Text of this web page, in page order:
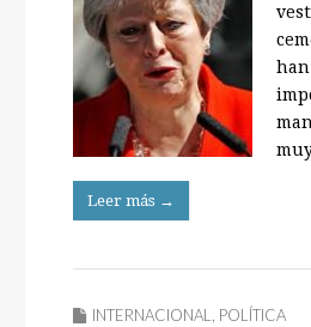
Leer más →
INTERNACIONAL POLÍTICA